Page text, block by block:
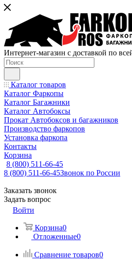
Интернет-магазин с доставкой по
Каталог товаров
Каталог Фаркопы
Каталог Багажники
Каталог Автобоксы
Прокат Автобоксов и багажников
Производство фаркопов
Установка фаркопа
Контакты
Корзина
8 (800) 511-66-45
8 (800) 511-66-45Звонок по России
Заказать звонок
Задать вопрос
Войти
Корзина0
Отложенные0
Сравнение товаров0